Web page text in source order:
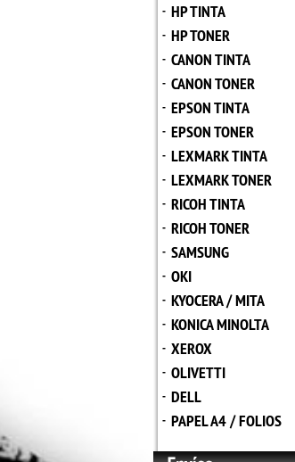
- HP TINTA
- HP TONER
- CANON TINTA
- CANON TONER
- EPSON TINTA
- EPSON TONER
- LEXMARK TINTA
- LEXMARK TONER
- RICOH TINTA
- RICOH TONER
- SAMSUNG
- OKI
- KYOCERA / MITA
- KONICA MINOLTA
- XEROX
- OLIVETTI
- DELL
- PAPEL A4 / FOLIOS